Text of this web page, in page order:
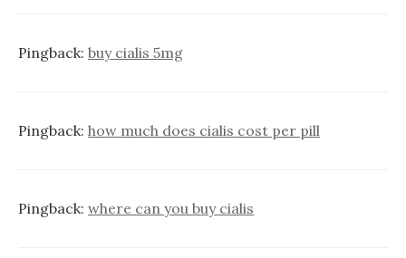
Pingback: buy cialis 5mg
Pingback: how much does cialis cost per pill
Pingback: where can you buy cialis